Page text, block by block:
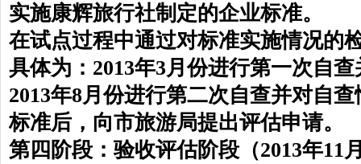
实施康辉旅行社制定的企业标准。
在试点过程中通过对标准实施情况的
具体为：2013年3月份进行第一次自
2013年8月份进行第二次自查并对自
标准后，向市旅游局提出评估申请。
第四阶段：验收评估阶段（2013年11